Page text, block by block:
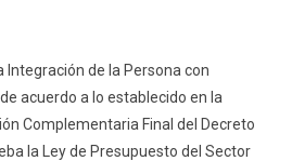
Integración de la Persona con
acuerdo a lo establecido en la
Complementaria Final del Decreto
la Ley de Presupuesto del Sector